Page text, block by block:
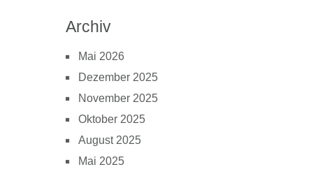
Archiv
Mai 2026
Dezember 2025
November 2025
Oktober 2025
August 2025
Mai 2025